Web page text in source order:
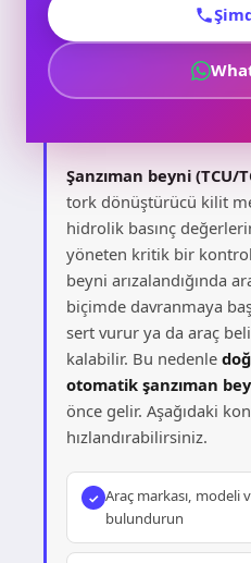
Şanzıman beyni (TCU/
tork dönüştürücü kilit
hidrolik basınç
yöneten kritik bir
beyni arızalandığında
biçimde davranmaya
sert vurur ya da araç
kalabilir. Bu nedenle
otomatik şanzıman
önce gelir. Aşağıdaki
hızlandırabilirsiniz.
Araç markası, modeli
bulundurun